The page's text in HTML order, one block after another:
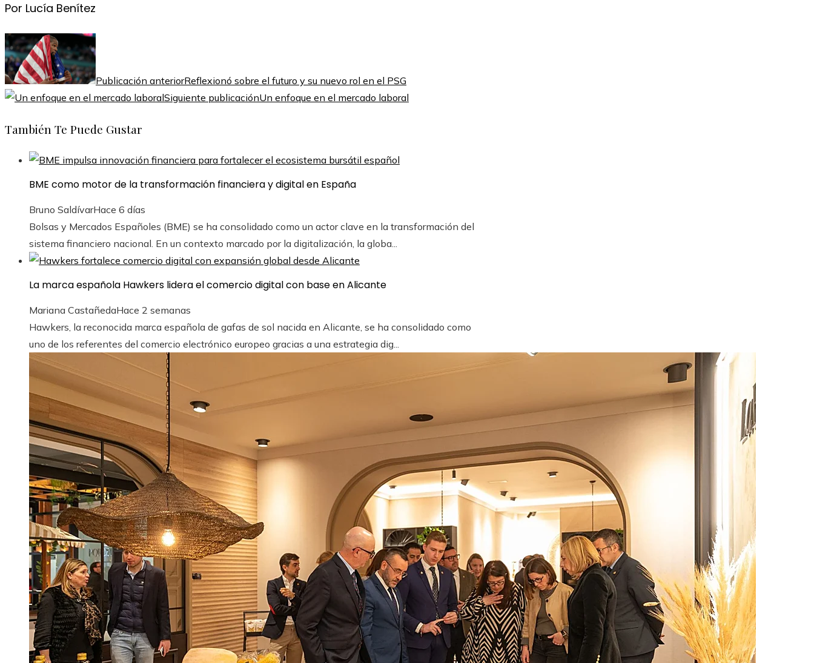
Por Lucía Benítez
Publicación anteriorReflexionó sobre el futuro y su nuevo rol en el PSG
Siguiente publicaciónUn enfoque en el mercado laboral
También Te Puede Gustar
BME como motor de la transformación financiera y digital en España
Bruno SaldívarHace 6 días
Bolsas y Mercados Españoles (BME) se ha consolidado como un actor clave en la transformación del
sistema financiero nacional. En un contexto marcado por la digitalización, la globa...
La marca española Hawkers lidera el comercio digital con base en Alicante
Mariana CastañedaHace 2 semanas
Hawkers, la reconocida marca española de gafas de sol nacida en Alicante, se ha consolidado como
uno de los referentes del comercio electrónico europeo gracias a una estrategia dig...